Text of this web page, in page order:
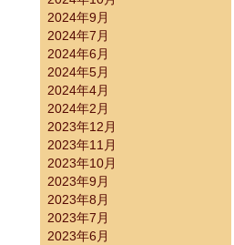
2024年9月
2024年7月
2024年6月
2024年5月
2024年4月
2024年2月
2023年12月
2023年11月
2023年10月
2023年9月
2023年8月
2023年7月
2023年6月